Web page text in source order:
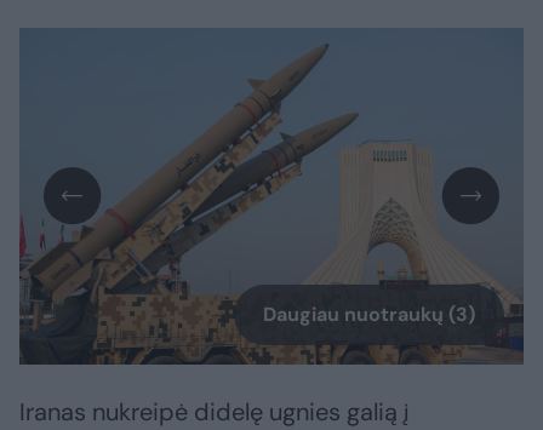
Daugiau nuotraukų (3)
Iranas nukreipė didelę ugnies galią į